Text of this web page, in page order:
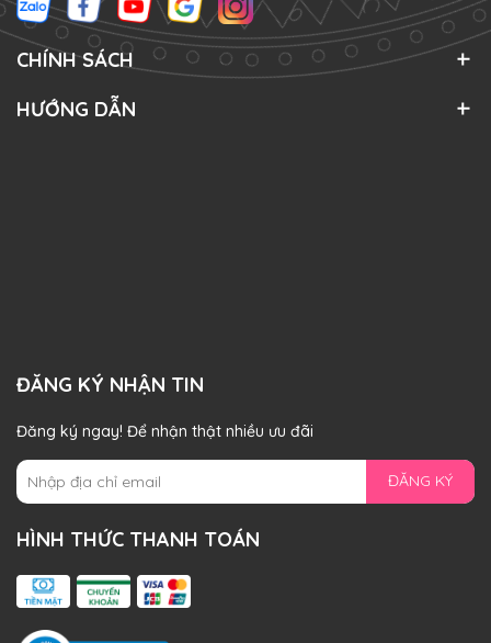
CHÍNH SÁCH
HƯỚNG DẪN
ĐĂNG KÝ NHẬN TIN
Đăng ký ngay! Để nhận thật nhiều ưu đãi
ĐĂNG KÝ
HÌNH THỨC THANH TOÁN